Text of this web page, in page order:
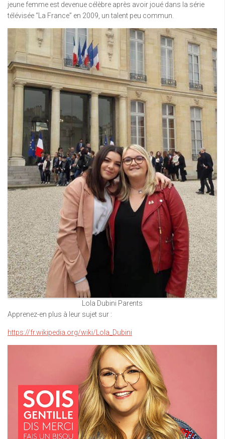
jeune femme est devenue célèbre après avoir joué dans la série
télévisée “La France” en 2009, un talent peu commun.
Lola Dubini Parents
Apprenez-en plus à leur sujet sur :
https://fr.wikipedia.org/wiki/Lola_Dubini